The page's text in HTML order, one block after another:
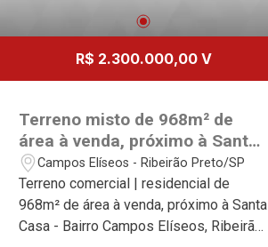
R$ 2.300.000,00 V
Terreno misto de 968m² de
área à venda, próximo à Santa
Casa - Ribeirão Preto/SP.
Campos Elíseos - Ribeirão Preto/SP
Terreno comercial | residencial de
968m² de área à venda, próximo à Santa
Casa - Bairro Campos Elíseos, Ribeirão